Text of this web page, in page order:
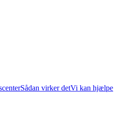
Sådan virker detVi kan hjælpe